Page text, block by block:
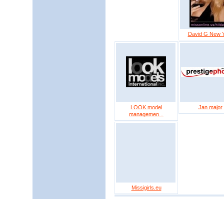
David G New
LOOK model
managemen...
Jan major
Missigirls.eu